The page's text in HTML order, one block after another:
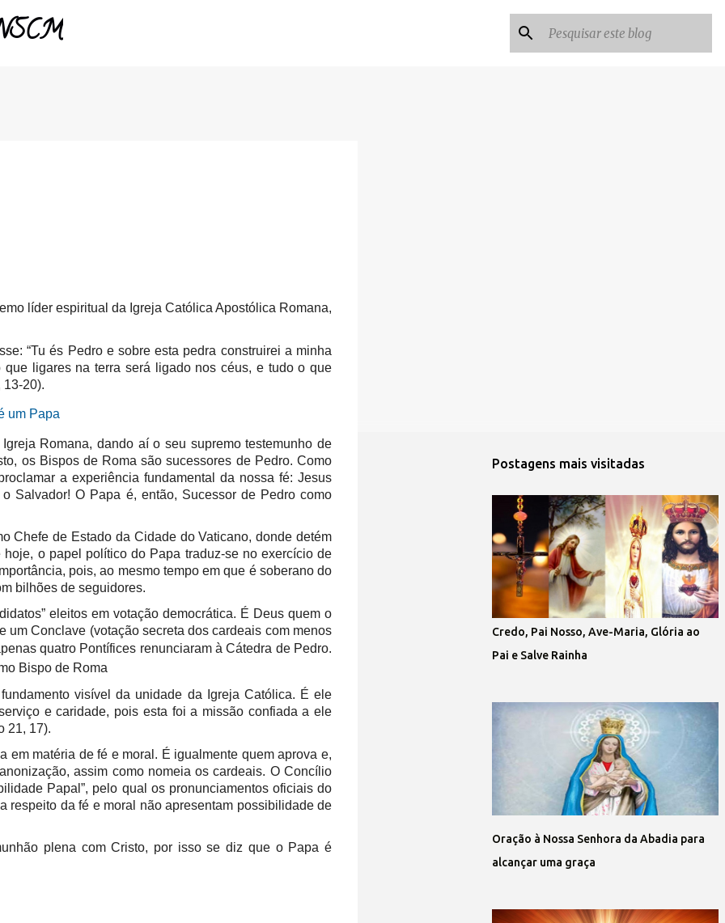
líder espiritual da Igreja Católica Apostólica Romana,
“Tu és Pedro e sobre esta pedra construirei a minha
ligares na terra será ligado nos céus, e tudo o que
13-20).
Romana, dando aí o seu supremo testemunho de
os Bispos de Roma são sucessores de Pedro. Como
a experiência fundamental da nossa fé: Jesus
Salvador! O Papa é, então, Sucessor de Pedro como
Chefe de Estado da Cidade do Vaticano, donde detém
o papel político do Papa traduz-se no exercício de
pois, ao mesmo tempo em que é soberano do
bilhões de seguidores.
eleitos em votação democrática. É Deus quem o
Conclave (votação secreta dos cardeais com menos
quatro Pontífices renunciaram à Cátedra de Pedro.
Bispo de Roma
visível da unidade da Igreja Católica. É ele
e caridade, pois esta foi a missão confiada a ele
21, 17).
matéria de fé e moral. É igualmente quem aprova e,
assim como nomeia os cardeais. O Concílio
Papal”, pelo qual os pronunciamentos oficiais do
da fé e moral não apresentam possibilidade de
plena com Cristo, por isso se diz que o Papa é
Postagens mais visitadas
Credo, Pai Nosso, Ave-Maria, Glória ao
Pai e Salve Rainha
Oração à Nossa Senhora da Abadia para
alcançar uma graça